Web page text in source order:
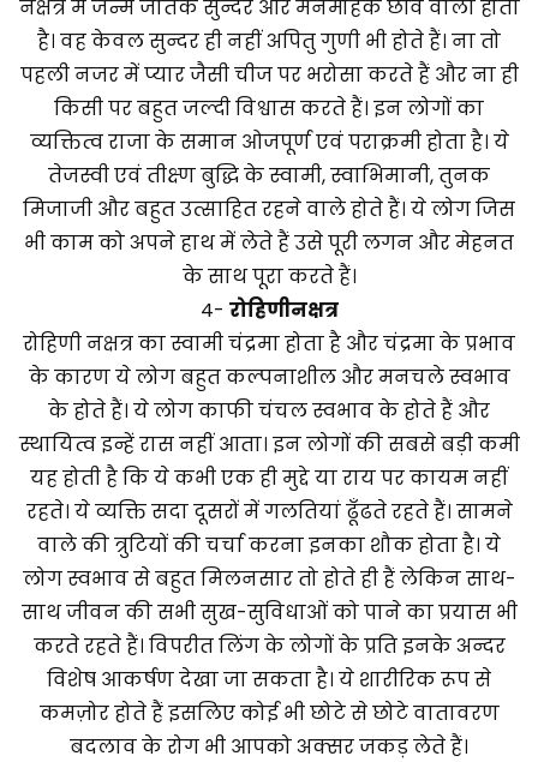
नक्षत्र में जन्मे जातक सुन्दर और मनमोहक छवि वाला होता
है। वह केवल सुन्दर ही नहीं अपितु गुणी भी होते हैं। ना तो
पहली नजर में प्यार जैसी चीज पर भरोसा करते हैं और ना ही
किसी पर बहुत जल्दी विश्वास करते हैं। इन लोगों का
व्यक्तित्व राजा के समान ओजपूर्ण एवं पराक्रमी होता है। ये
तेजस्वी एवं तीक्ष्ण बुद्धि के स्वामी, स्वाभिमानी, तुनक
मिजाजी और बहुत उत्साहित रहने वाले होते हैं। ये लोग जिस
भी काम को अपने हाथ में लेते हैं उसे पूरी लगन और मेहनत
के साथ पूरा करते हैं।
4- रोहिणीनक्षत्र
रोहिणी नक्षत्र का स्वामी चंद्रमा होता है और चंद्रमा के प्रभाव
के कारण ये लोग बहुत कल्पनाशील और मनचले स्वभाव
के होते हैं। ये लोग काफी चंचल स्वभाव के होते हैं और
स्थायित्व इन्हें रास नहीं आता। इन लोगों की सबसे बड़ी कमी
यह होती है कि ये कभी एक ही मुद्दे या राय पर कायम नहीं
रहते। ये व्यक्ति सदा दूसरों में गलतियां ढूँढते रहते हैं। सामने
वाले की त्रुटियों की चर्चा करना इनका शौक होता है। ये
लोग स्वभाव से बहुत मिलनसार तो होते ही हैं लेकिन साथ-
साथ जीवन की सभी सुख-सुविधाओं को पाने का प्रयास भी
करते रहते हैं। विपरीत लिंग के लोगों के प्रति इनके अन्दर
विशेष आकर्षण देखा जा सकता है। ये शारीरिक रूप से
कमज़ोर होते हैं इसलिए कोई भी छोटे से छोटे वातावरण
बदलाव के रोग भी आपको अक्सर जकड़ लेते हैं।